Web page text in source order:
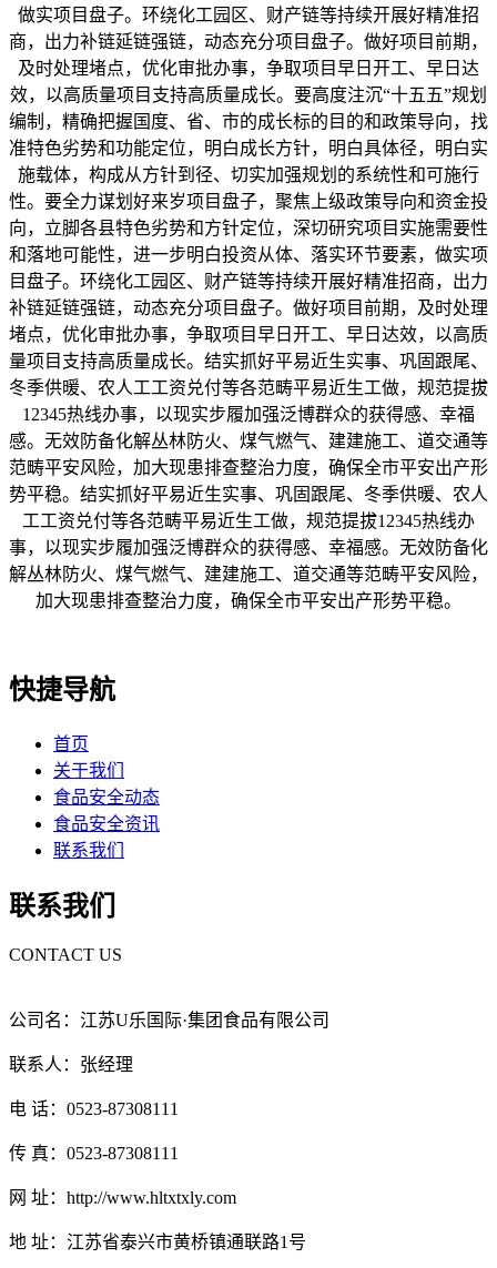
做实项目盘子。环绕化工园区、财产链等持续开展好精准招
商，出力补链延链强链，动态充分项目盘子。做好项目前期，
及时处理堵点，优化审批办事，争取项目早日开工、早日达
效，以高质量项目支持高质量成长。要高度注沉“十五五”规划
编制，精确把握国度、省、市的成长标的目的和政策导向，找
准特色劣势和功能定位，明白成长方针，明白具体径，明白实
施载体，构成从方针到径、切实加强规划的系统性和可施行
性。要全力谋划好来岁项目盘子，聚焦上级政策导向和资金投
向，立脚各县特色劣势和方针定位，深切研究项目实施需要性
和落地可能性，进一步明白投资从体、落实环节要素，做实项
目盘子。环绕化工园区、财产链等持续开展好精准招商，出力
补链延链强链，动态充分项目盘子。做好项目前期，及时处理
堵点，优化审批办事，争取项目早日开工、早日达效，以高质
量项目支持高质量成长。结实抓好平易近生实事、巩固跟尾、
冬季供暖、农人工工资兑付等各范畴平易近生工做，规范提拔
12345热线办事，以现实步履加强泛博群众的获得感、幸福
感。无效防备化解丛林防火、煤气燃气、建建施工、道交通等
范畴平安风险，加大现患排查整治力度，确保全市平安出产形
势平稳。结实抓好平易近生实事、巩固跟尾、冬季供暖、农人
工工资兑付等各范畴平易近生工做，规范提拔12345热线办
事，以现实步履加强泛博群众的获得感、幸福感。无效防备化
解丛林防火、煤气燃气、建建施工、道交通等范畴平安风险，
加大现患排查整治力度，确保全市平安出产形势平稳。
快捷导航
首页
关于我们
食品安全动态
食品安全资讯
联系我们
联系我们
CONTACT US
公司名：江苏U乐国际·集团食品有限公司
联系人：张经理
电 话：0523-87308111
传 真：0523-87308111
网 址：http://www.hltxtxly.com
地 址：江苏省泰兴市黄桥镇通联路1号